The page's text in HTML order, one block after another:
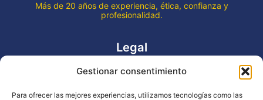
Gestionar consentimiento
Para ofrecer las mejores experiencias, utilizamos tecnologías como las
Más de 20 años de experiencia, ética, confianza y
profesionalidad.
Legal
Aviso legal